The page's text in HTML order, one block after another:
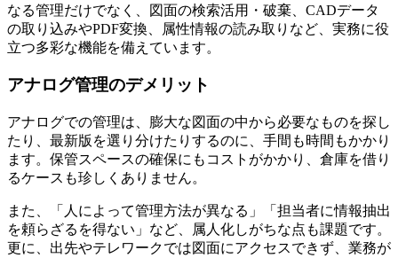
なる管理だけでなく、図面の検索活用・破棄、CADデータ
の取り込みやPDF変換、属性情報の読み取りなど、実務に役
立つ多彩な機能を備えています。
アナログ管理のデメリット
アナログでの管理は、膨大な図面の中から必要なものを探し
たり、最新版を選り分けたりするのに、手間も時間もかかり
ます。保管スペースの確保にもコストがかかり、倉庫を借り
るケースも珍しくありません。
また、「人によって管理方法が異なる」「担当者に情報抽出
を頼らざるを得ない」など、属人化しがちな点も課題です。
更に、出先やテレワークでは図面にアクセスできず、業務が